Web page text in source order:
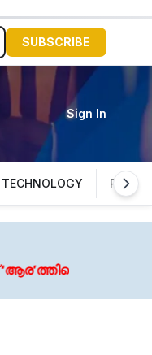
SUBSCRIBE
Sign In
TECHNOLOGY
പുറത്തിറങ്ങി